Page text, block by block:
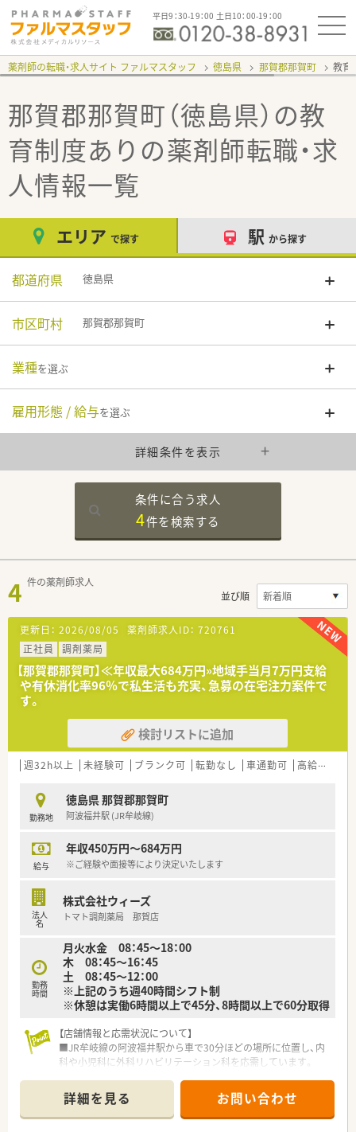
平日9：30-19：00 土日10：00-19：00
薬剤師の転職・求人サイト ファルマスタッフ 徳島県 那賀郡那賀町 教育
那賀郡那賀町（徳島県）の教
育制度あり の薬剤師転職・求
人情報一覧
エリア で探す 駅 から探す
都道府県 徳島県
市区町村 那賀郡那賀町
業種を選ぶ
雇用形態 / 給与を選ぶ
詳細条件を表示
条件に合う求人
4件を検索する
4 件の薬剤師求人
並び順
更新日： 2026/08/05 薬剤師求人ID： 720761
正社員
調剤薬局
【那賀郡那賀町】≪年収最大684万円»地域手当月7万円支給
や有休消化率96％で私生活も充実、急募の在宅注力案件で
す。
検討リストに追加
週32h以上 未経験可 ブランク可 転勤なし 車通勤可 高給与(600万円以上)
勤務地
徳島県 那賀郡那賀町
阿波福井駅 (JR牟岐線)
給与
年収450万円～684万円
※ご経験や面接等により決定いたします
法人
名
株式会社ウィーズ
トマト調剤薬局 那賀店
勤務
時間
月火水金 08：45～18：00
木 08：45～16：45
土 08：45～12：00
※上記のうち週40時間シフト制
※休憩は実働6時間以上で45分、8時間以上で60分取得
【店舗情報と応需状況について】
■JR牟岐線の阿波福井駅から車で30分ほどの場所に位置し、内
科や小児科に外科リハビリテーション科を応需しています。
域の方々の健康を支える重要な役割を担っています。
■薬剤師2名と事務員2名の計4名体制で運営されており、少人数
ながらもお互いに協力し合える落ち着いた環境です。
詳細を見る お問い合わせ